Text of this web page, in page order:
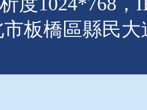
市板橋區縣民